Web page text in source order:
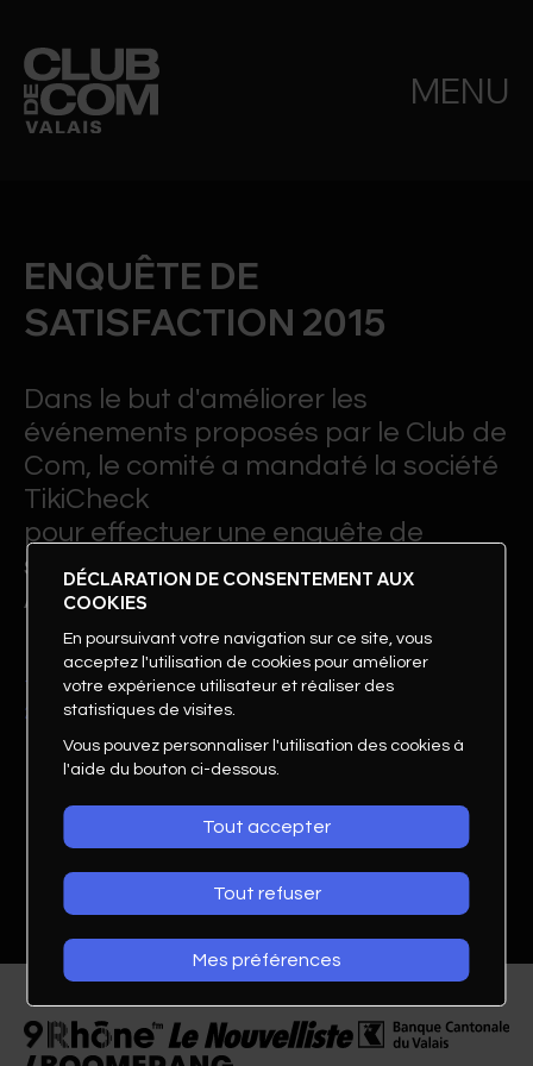
MENU
ENQUÊTE DE
SATISFACTION 2015
Dans le but d'améliorer les
événements proposés par le Club de
Com, le comité a mandaté la société
TikiCheck
pour effectuer une enquête de
satisfaction lors de la dernière
Assemblée Générale.
Télécharger le rapport de l'enquête réalisée le 16 juin
2015
DÉCLARATION DE CONSENTEMENT AUX
COOKIES
En poursuivant votre navigation sur ce site, vous
acceptez l'utilisation de cookies pour améliorer
votre expérience utilisateur et réaliser des
statistiques de visites.
Vous pouvez personnaliser l'utilisation des cookies à
l'aide du bouton ci-dessous.
Tout accepter
Tout refuser
Mes préférences